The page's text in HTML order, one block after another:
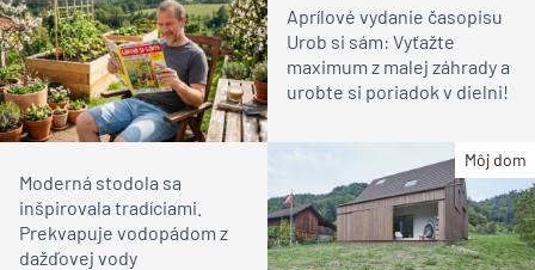
Aprílové vydanie časopisu
Urob si sám: Vyťažte
maximum z malej záhrady a
urobte si poriadok v dielni!
Môj dom
Moderná stodola sa
inšpirovala tradíciami.
Prekvapuje vodopádom z
dažďovej vody